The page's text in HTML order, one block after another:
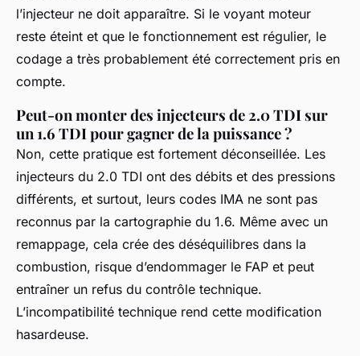
l’injecteur ne doit apparaître. Si le voyant moteur
reste éteint et que le fonctionnement est régulier, le
codage a très probablement été correctement pris en
compte.
Peut-on monter des injecteurs de 2.0 TDI sur
un 1.6 TDI pour gagner de la puissance ?
Non, cette pratique est fortement déconseillée. Les
injecteurs du 2.0 TDI ont des débits et des pressions
différents, et surtout, leurs codes IMA ne sont pas
reconnus par la cartographie du 1.6. Même avec un
remappage, cela crée des déséquilibres dans la
combustion, risque d’endommager le FAP et peut
entraîner un refus du contrôle technique.
L’incompatibilité technique rend cette modification
hasardeuse.